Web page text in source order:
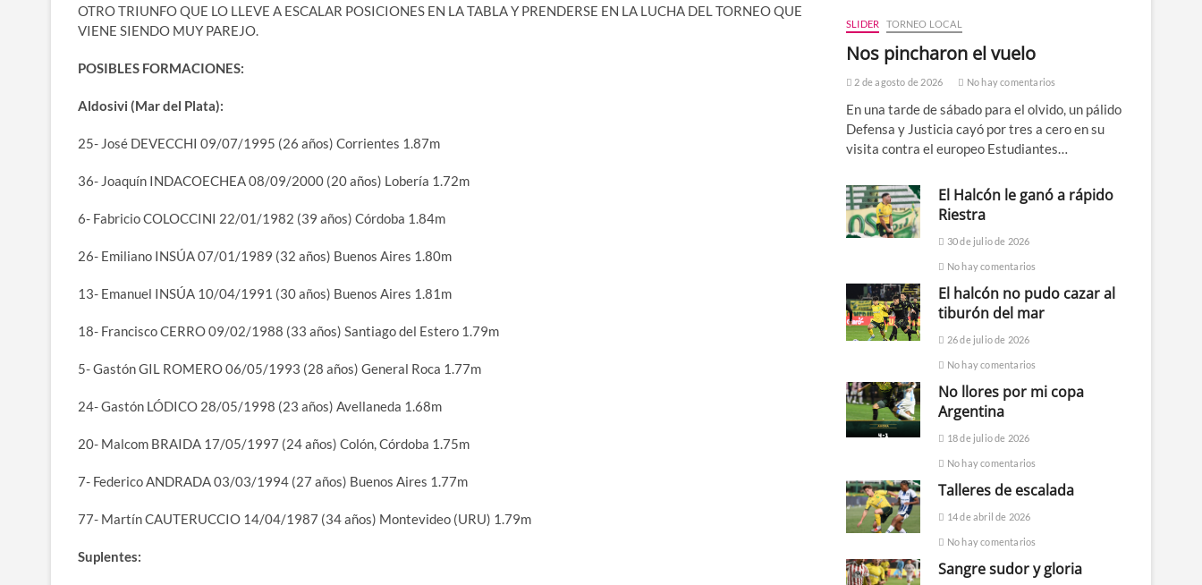
OTRO TRIUNFO QUE LO LLEVE A ESCALAR POSICIONES EN LA TABLA Y PRENDERSE EN LA LUCHA DEL TORNEO QUE
VIENE SIENDO MUY PAREJO.
POSIBLES FORMACIONES:
Aldosivi (Mar del Plata):
25- José DEVECCHI 09/07/1995 (26 años) Corrientes 1.87m
36- Joaquín INDACOECHEA 08/09/2000 (20 años) Lobería 1.72m
6- Fabricio COLOCCINI 22/01/1982 (39 años) Córdoba 1.84m
26- Emiliano INSÚA 07/01/1989 (32 años) Buenos Aires 1.80m
13- Emanuel INSÚA 10/04/1991 (30 años) Buenos Aires 1.81m
18- Francisco CERRO 09/02/1988 (33 años) Santiago del Estero 1.79m
5- Gastón GIL ROMERO 06/05/1993 (28 años) General Roca 1.77m
24- Gastón LÓDICO 28/05/1998 (23 años) Avellaneda 1.68m
20- Malcom BRAIDA 17/05/1997 (24 años) Colón, Córdoba 1.75m
7- Federico ANDRADA 03/03/1994 (27 años) Buenos Aires 1.77m
77- Martín CAUTERUCCIO 14/04/1987 (34 años) Montevideo (URU) 1.79m
Suplentes:
SLIDER TORNEO LOCAL
Nos pincharon el vuelo
2 de agosto de 2026 No hay comentarios
En una tarde de sábado para el olvido, un pálido
Defensa y Justicia cayó por tres a cero en su
visita contra el europeo Estudiantes…
El Halcón le ganó a rápido
Riestra
30 de julio de 2026
No hay comentarios
El halcón no pudo cazar al
tiburón del mar
26 de julio de 2026
No hay comentarios
No llores por mi copa
Argentina
18 de julio de 2026
No hay comentarios
Talleres de escalada
14 de abril de 2026
No hay comentarios
Sangre sudor y gloria